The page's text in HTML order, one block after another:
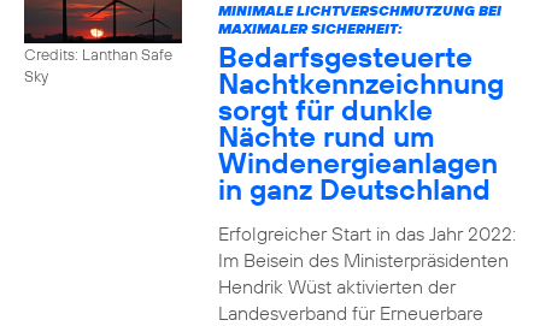
Credits: Lanthan Safe
Sky
MINIMALE LICHTVERSCHMUTZUNG BEI
MAXIMALER SICHERHEIT:
Bedarfsgesteuerte
Nachtkennzeichnung
sorgt für dunkle
Nächte rund um
Windenergieanlagen
in ganz Deutschland
Erfolgreicher Start in das Jahr 2022:
Im Beisein des Ministerpräsidenten
Hendrik Wüst aktivierten der
Landesverband für Erneuerbare